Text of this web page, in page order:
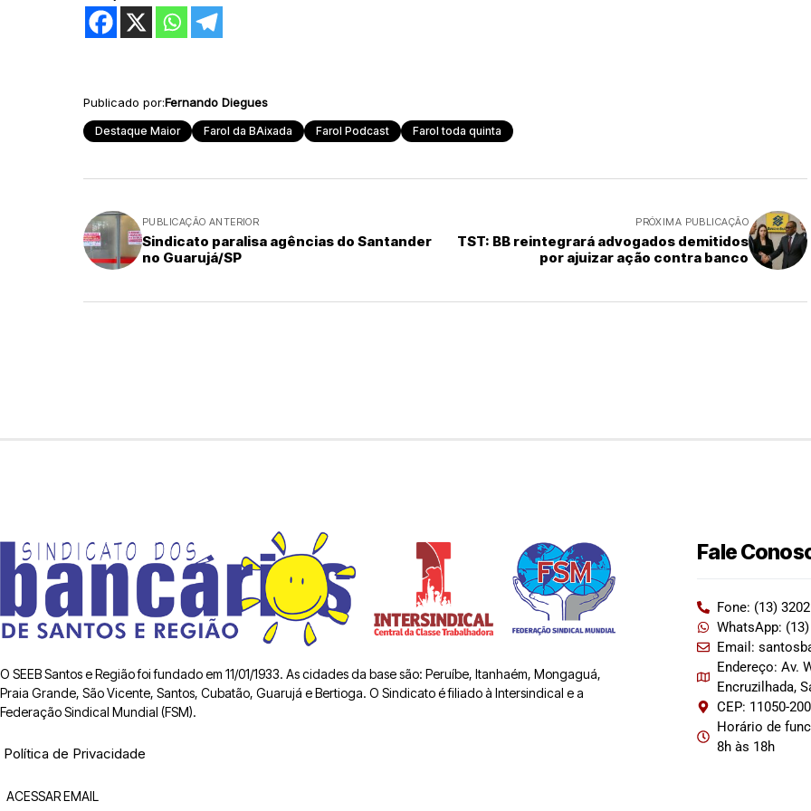
Publicado por:Fernando Diegues
Destaque Maior Farol da BAixada Farol Podcast Farol toda quinta
PUBLICAÇÃO ANTERIOR
Sindicato paralisa agências do Santander
no Guarujá/SP
PRÓXIMA PUBLICAÇÃO
TST: BB reintegrará advogados demitidos
por ajuizar ação contra banco
O SEEB Santos e Região foi fundado em 11/01/1933. As cidades da base são: Peruíbe, Itanhaém, Mongaguá,
Praia Grande, São Vicente, Santos, Cubatão, Guarujá e Bertioga. O Sindicato é filiado à Intersindical e a
Federação Sindical Mundial (FSM).
Política de Privacidade
ACESSAR EMAIL
Fale
Fone: (13)
WhatsApp:
Email:
Endereço: Av.
Encruzilhada,
CEP: 11050-200
Horário de
8h às 18h